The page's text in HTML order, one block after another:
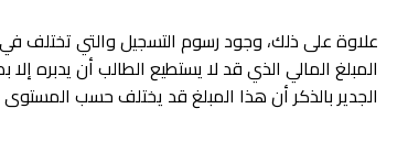
علاوة على ذلك، وجود رسوم التسجيل والتي
الجدير بالذكر أن هذا المبلغ قد يختلف حسب